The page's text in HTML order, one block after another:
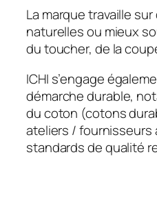
La marque travaille
naturelles ou mieux
du toucher, de la
ICHI s’engage
démarche durable,
du coton (cotons
ateliers / fournisseurs
standards de qualité